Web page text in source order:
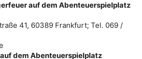
auf dem Abenteuerspielplatz
41, 60389 Frankfurt; Tel. 069 /
dem Abenteuerspielplatz